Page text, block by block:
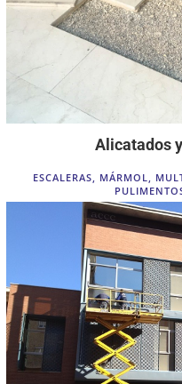
Alicatados
ESCALERAS MÁRMOL